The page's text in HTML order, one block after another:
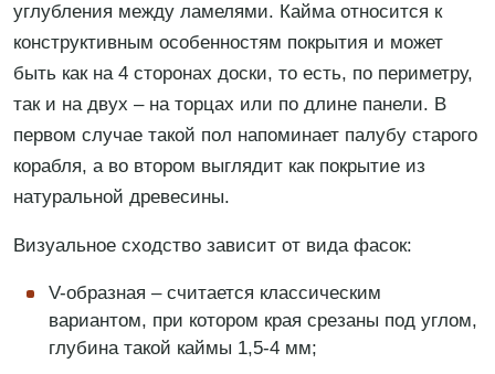
углубления между ламелями. Кайма относится к
конструктивным особенностям покрытия и может
быть как на 4 сторонах доски, то есть, по периметру,
так и на двух – на торцах или по длине панели. В
первом случае такой пол напоминает палубу старого
корабля, а во втором выглядит как покрытие из
натуральной древесины.
Визуальное сходство зависит от вида фасок:
V-образная – считается классическим
вариантом, при котором края срезаны под углом,
глубина такой каймы 1,5-4 мм;